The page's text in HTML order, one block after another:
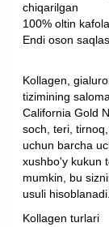
chiqarilgan
100% oltin
Endi oson
Kollagen,
tizimining
California Gold
soch, teri,
uchun barcha
xushbo'y kukun
mumkin, bu
usuli hisoblanadi.
Kollagen turlari